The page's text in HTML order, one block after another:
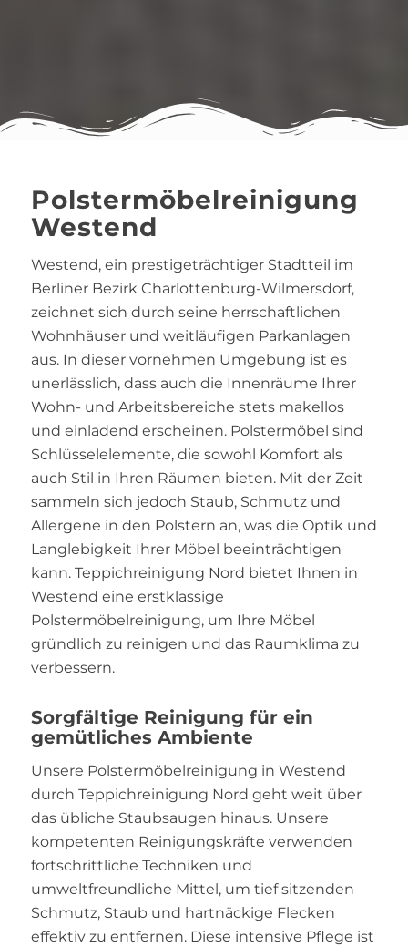
Polstermöbelreinigung
Westend
Westend, ein prestigeträchtiger Stadtteil im
Berliner Bezirk Charlottenburg-Wilmersdorf,
zeichnet sich durch seine herrschaftlichen
Wohnhäuser und weitläufigen Parkanlagen
aus. In dieser vornehmen Umgebung ist es
unerlässlich, dass auch die Innenräume Ihrer
Wohn- und Arbeitsbereiche stets makellos
und einladend erscheinen. Polstermöbel sind
Schlüsselelemente, die sowohl Komfort als
auch Stil in Ihren Räumen bieten. Mit der Zeit
sammeln sich jedoch Staub, Schmutz und
Allergene in den Polstern an, was die Optik und
Langlebigkeit Ihrer Möbel beeinträchtigen
kann. Teppichreinigung Nord bietet Ihnen in
Westend eine erstklassige
Polstermöbelreinigung, um Ihre Möbel
gründlich zu reinigen und das Raumklima zu
verbessern.
Sorgfältige Reinigung für ein
gemütliches Ambiente
Unsere Polstermöbelreinigung in Westend
durch Teppichreinigung Nord geht weit über
das übliche Staubsaugen hinaus. Unsere
kompetenten Reinigungskräfte verwenden
fortschrittliche Techniken und
umweltfreundliche Mittel, um tief sitzenden
Schmutz, Staub und hartnäckige Flecken
effektiv zu entfernen. Diese intensive Pflege ist